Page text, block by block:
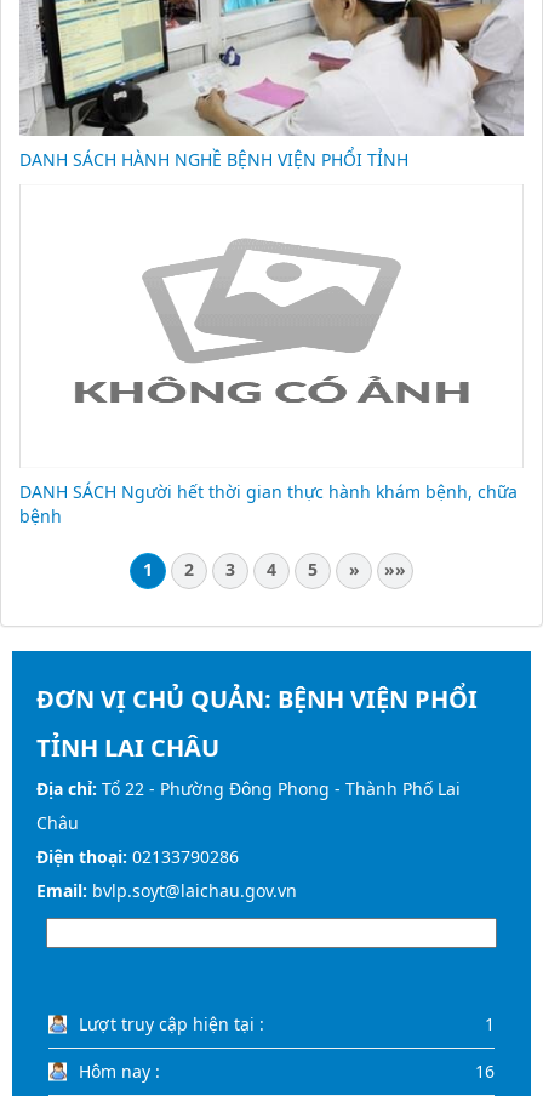
DANH SÁCH HÀNH NGHỀ BỆNH VIỆN PHỔI TỈNH
DANH SÁCH Người hết thời gian thực hành khám bệnh, chữa
bệnh
1 2 3 4 5 » »»
ĐƠN VỊ CHỦ QUẢN: BỆNH VIỆN PHỔI
TỈNH LAI CHÂU
Địa chỉ: Tổ 22 - Phường Đông Phong - Thành Phố Lai
Châu
Điện thoại: 02133790286
Email: bvlp.soyt@laichau.gov.vn
Lượt truy cập hiện tại : 1
Hôm nay : 16